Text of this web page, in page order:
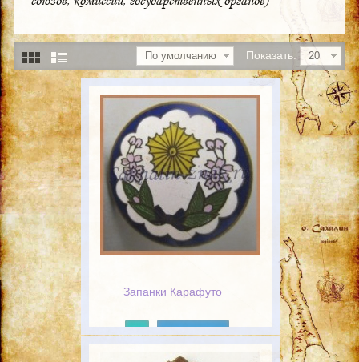
Показать: 20
По умолчанию
Запанки Карафуто